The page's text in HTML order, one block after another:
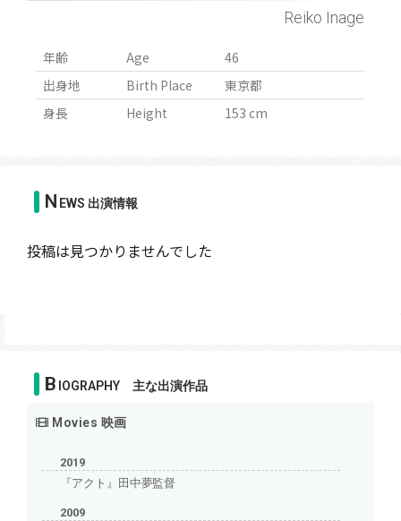
Reiko Inage​
年齢 Age
46
出身地
Birth Place
東京都
身長
Height 153 cm
N EWS 出演情報
投稿は見つかりませんでした
B IOGRAPHY 主な出演作品
Movies 映画
2019
『アクト』田中夢監督
2009